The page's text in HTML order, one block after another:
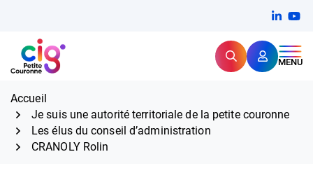
contenu
CIG Petite Couronne RechercherMENU
Expertise et proximité pour
Accueil
Je suis une autorité territoriale de la petite couronne
Les élus du conseil d’administration
CRANOLY Rolin